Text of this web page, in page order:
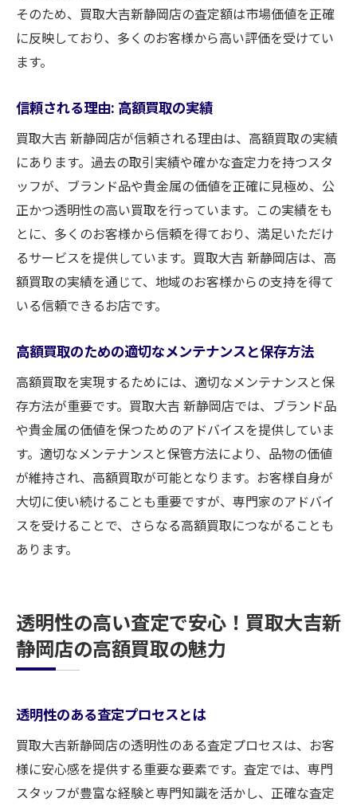
そのため、買取大吉新静岡店の査定額は市場価値を正確
に反映しており、多くのお客様から高い評価を受けてい
ます。
信頼される理由: 高額買取の実績
買取大吉 新静岡店が信頼される理由は、高額買取の実績
にあります。過去の取引実績や確かな査定力を持つスタ
ッフが、ブランド品や貴金属の価値を正確に見極め、公
正かつ透明性の高い買取を行っています。この実績をも
とに、多くのお客様から信頼を得ており、満足いただけ
るサービスを提供しています。買取大吉 新静岡店は、高
額買取の実績を通じて、地域のお客様からの支持を得て
いる信頼できるお店です。
高額買取のための適切なメンテナンスと保存方法
高額買取を実現するためには、適切なメンテナンスと保
存方法が重要です。買取大吉 新静岡店では、ブランド品
や貴金属の価値を保つためのアドバイスを提供していま
す。適切なメンテナンスと保管方法により、品物の価値
が維持され、高額買取が可能となります。お客様自身が
大切に使い続けることも重要ですが、専門家のアドバイ
スを受けることで、さらなる高額買取につながることも
あります。
透明性の高い査定で安心！買取大吉新
静岡店の高額買取の魅力
透明性のある査定プロセスとは
買取大吉新静岡店の透明性のある査定プロセスは、お客
様に安心感を提供する重要な要素です。査定では、専門
スタッフが豊富な経験と専門知識を活かし、正確な査定